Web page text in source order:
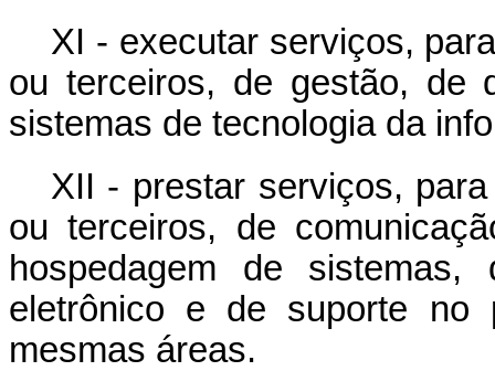
XI - executar serviços,
ou terceiros, de gestão, de
sistemas de tecnologia da
XII - prestar serviços,
ou terceiros, de
hospedagem de
eletrônico e de suporte no
mesmas áreas.